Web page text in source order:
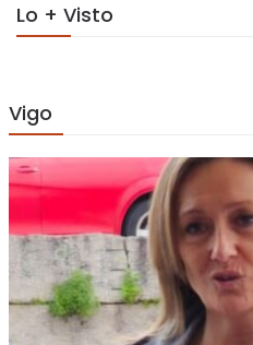
Lo + Visto
Vigo